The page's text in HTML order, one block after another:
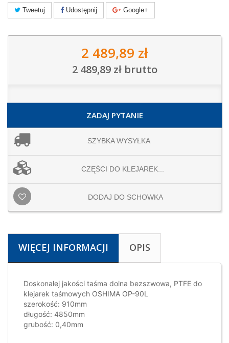
Tweetuj Udostępnij Google+
2 489,89 zł
2 489,89 złbrutto
ZADAJ PYTANIE
SZYBKA WYSYŁKA
CZĘŚCI DO KLEJAREK...
DODAJ DO SCHOWKA
WIĘCEJ INFORMACJI OPIS
Doskonałej jakości taśma dolna bezszwowa, PTFE do
klejarek taśmowych OSHIMA OP-90L
szerokość: 910mm
długość: 4850mm
grubość: 0,40mm